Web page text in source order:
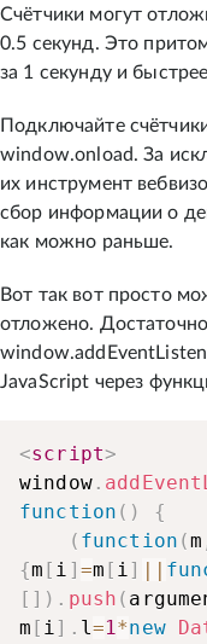
Счётчики могут
0.5 секунд. Это
за 1 секунду и
Подключайте
window.onload. За
их инструмент
сбор информации о
как можно раньше.
Вот так вот просто
отложено.
JavaScript через
<script>
window.
function ( )
{
( function (m
{m [ i ] =m [ i]
[ ] ) . push (
m [ i] . l=1*new